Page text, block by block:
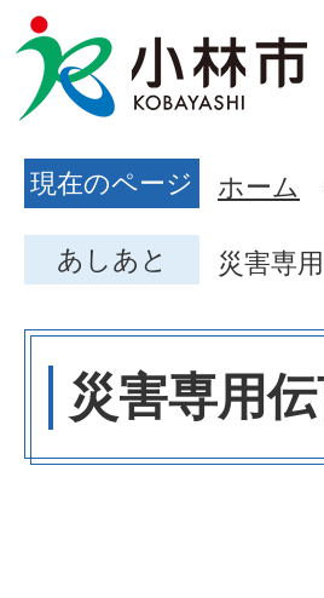
現在のページ ホーム
あしあと 災害専
災害専用